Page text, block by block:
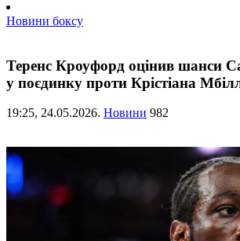
Новини боксу
Теренс Кроуфорд оцінив шанси
у поєдинку проти Крістіана
19:25, 24.05.2026. Новини 982